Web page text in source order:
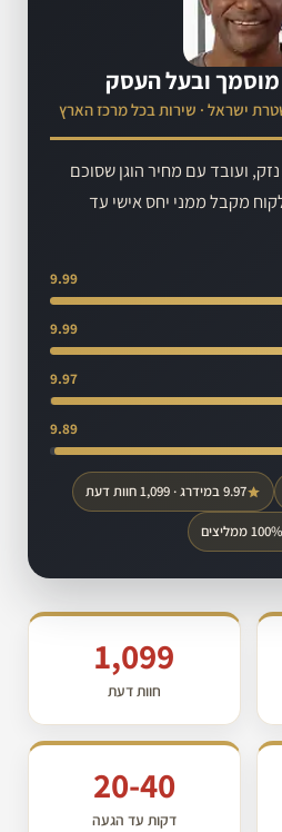
מוסמך ובעל העסק
ישראל · שירות בכל מרכז הארץ
ועובד עם מחיר הוגן שסוכם
מקבל ממני יחס אישי עד
9.99
9.99
9.97
9.89
9.97 במידרג · 1,099 חוות דעת
100% ממליצים
1,099
חוות דעת
20-40
דקות עד הגעה